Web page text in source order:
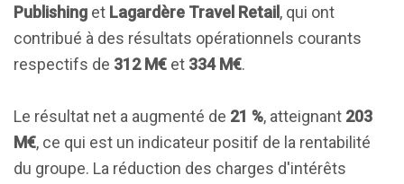
Publishing et Lagardère Travel Retail , qui ont
contribué à des résultats opérationnels courants
respectifs de 312 M€ et 334 M€.
Le résultat net a augmenté de 21 %, atteignant 203
M€, ce qui est un indicateur positif de la rentabilité
du groupe. La réduction des charges d'intérêts